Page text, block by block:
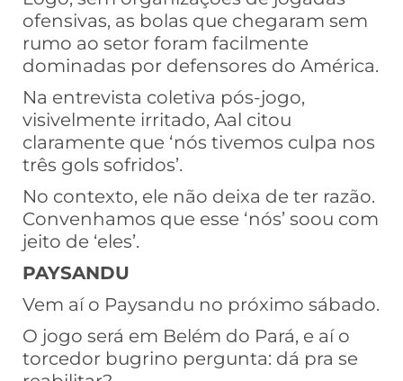
ofensivas, as bolas que chegaram sem
rumo ao setor foram facilmente
dominadas por defensores do América.
Na entrevista coletiva pós-jogo,
visivelmente irritado, Aal citou
claramente que ‘nós tivemos culpa nos
três gols sofridos’.
No contexto, ele não deixa de ter razão.
Convenhamos que esse ‘nós’ soou com
jeito de ‘eles’.
PAYSANDU
Vem aí o Paysandu no próximo sábado.
O jogo será em Belém do Pará, e aí o
torcedor bugrino pergunta: dá pra se